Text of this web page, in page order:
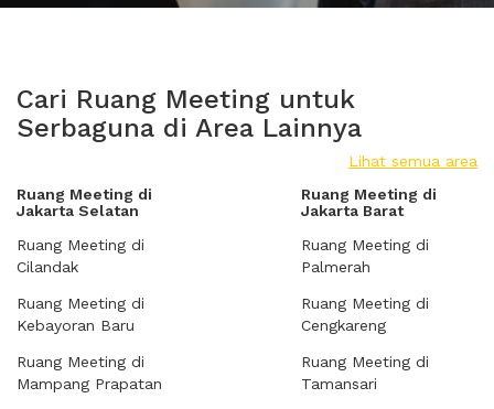
Cari Ruang Meeting untuk
Serbaguna di Area Lainnya
Lihat semua area
Ruang Meeting di
Jakarta Selatan
Ruang Meeting di
Cilandak
Ruang Meeting di
Kebayoran Baru
Ruang Meeting di
Mampang Prapatan
Ruang Meeting di
Jakarta Barat
Ruang Meeting di
Palmerah
Ruang Meeting di
Cengkareng
Ruang Meeting di
Tamansari